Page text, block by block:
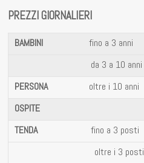
PREZZI GIORNALIERI
BAMBINIfino a 3 anni
da 3 a 10 anni
PERSONAoltre i 10 anni
OSPITE
TENDAfino a 3 posti
oltre i 3 posti